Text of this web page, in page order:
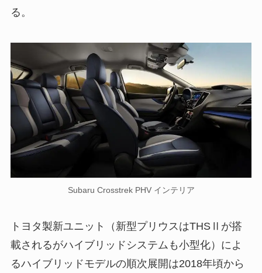
る。
Subaru Crosstrek PHV インテリア
トヨタ製新ユニット（新型プリウスはTHSⅡが搭
載されるがハイブリッドシステムも小型化）によ
るハイブリッドモデルの順次展開は2018年頃から